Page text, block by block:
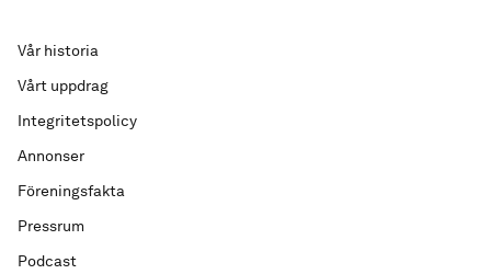
Vår historia
Vårt uppdrag
Integritetspolicy
Annonser
Föreningsfakta
Pressrum
Podcast